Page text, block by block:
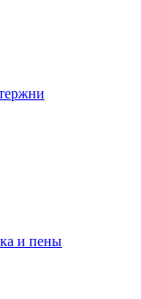
и пены